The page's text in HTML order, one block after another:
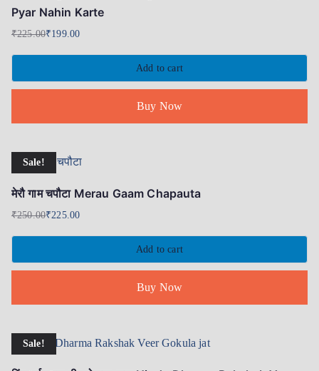
Pyar Nahin Karte
₹225.00₹199.00
Add to cart
Buy Now
Sale!
मेरौ गाम चपौटा Merau Gaam Chapauta
₹250.00₹225.00
Add to cart
Buy Now
Sale!